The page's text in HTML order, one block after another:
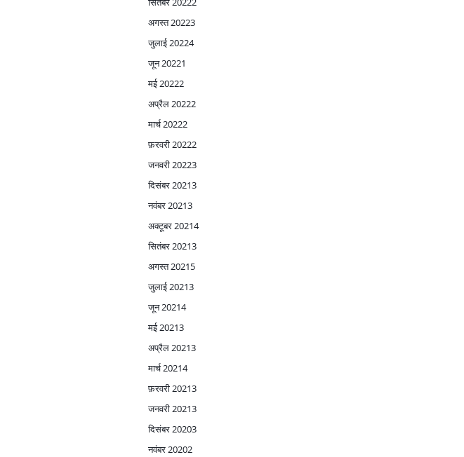
अगस्त 20223
जुलाई 20224
जून 20221
मई 20222
अप्रैल 20222
मार्च 20222
फ़रवरी 20222
जनवरी 20223
दिसंबर 20213
नवंबर 20213
अक्टूबर 20214
सितंबर 20213
अगस्त 20215
जुलाई 20213
जून 20214
मई 20213
अप्रैल 20213
मार्च 20214
फ़रवरी 20213
जनवरी 20213
दिसंबर 20203
नवंबर 20202